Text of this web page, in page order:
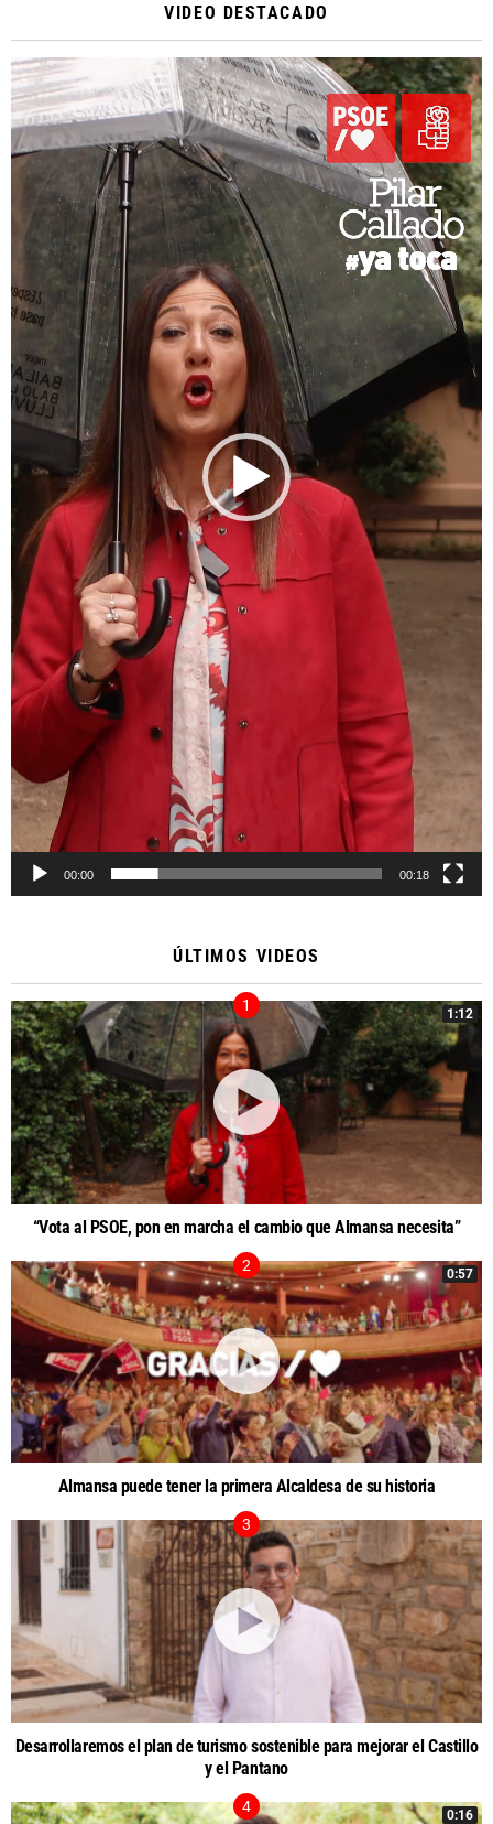
VIDEO DESTACADO
Reproductor
de
vídeo
00:00 00:18
ÚLTIMOS VIDEOS
1:12
“Vota al PSOE, pon en marcha el cambio que Almansa necesita”
0:57
Almansa puede tener la primera Alcaldesa de su historia
Desarrollaremos el plan de turismo sostenible para mejorar el Castillo
y el Pantano
0:16